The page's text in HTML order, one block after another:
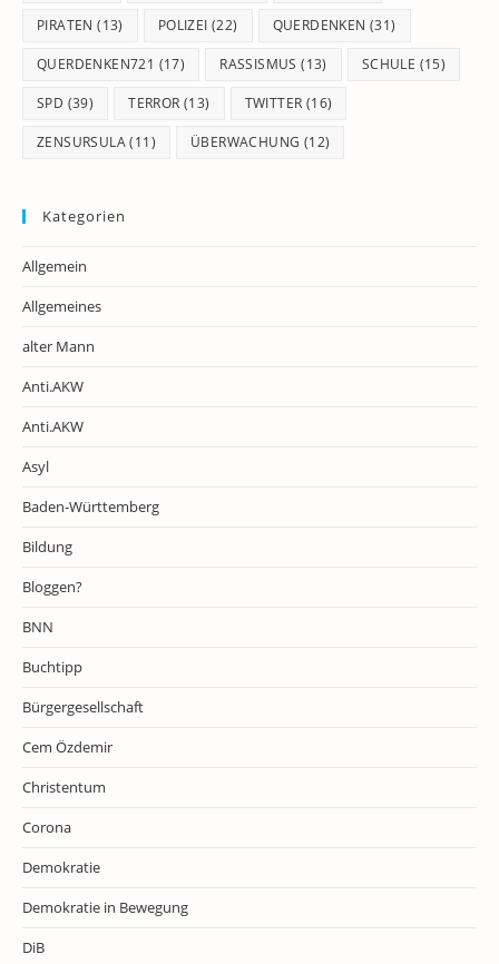
PIRATEN (13) POLIZEI (22) QUERDENKEN (31)
QUERDENKEN721 (17) RASSISMUS (13) SCHULE (15)
SPD (39) TERROR (13) TWITTER (16)
ZENSURSULA(11) ÜBERWACHUNG (12)
Kategorien
Allgemein
Allgemeines
alter Mann
Anti.AKW
Anti.AKW
Asyl
Baden-Württemberg
Bildung
Bloggen?
BNN
Buchtipp
Bürgergesellschaft
Cem Özdemir
Christentum
Corona
Demokratie
Demokratie in Bewegung
DiB